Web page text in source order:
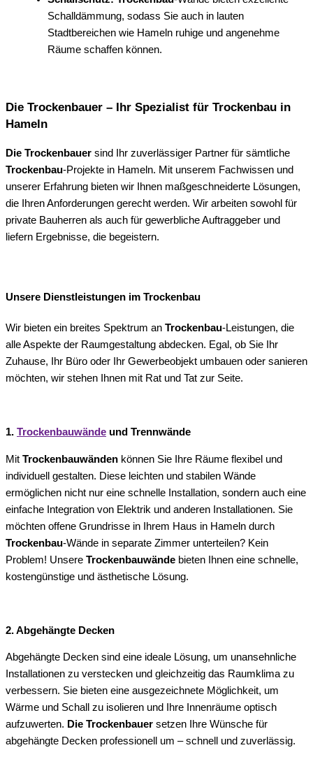
Schalldämmung, sodass Sie auch in lauten
Stadtbereichen wie Hameln ruhige und angenehme
Räume schaffen können.
Die Trockenbauer – Ihr Spezialist für Trockenbau in
Hameln
Die Trockenbauer sind Ihr zuverlässiger Partner für sämtliche
Trockenbau-Projekte in Hameln. Mit unserem Fachwissen und
unserer Erfahrung bieten wir Ihnen maßgeschneiderte Lösungen,
die Ihren Anforderungen gerecht werden. Wir arbeiten sowohl für
private Bauherren als auch für gewerbliche Auftraggeber und
liefern Ergebnisse, die begeistern.
Unsere Dienstleistungen im Trockenbau
Wir bieten ein breites Spektrum an Trockenbau-Leistungen, die
alle Aspekte der Raumgestaltung abdecken. Egal, ob Sie Ihr
Zuhause, Ihr Büro oder Ihr Gewerbeobjekt umbauen oder sanieren
möchten, wir stehen Ihnen mit Rat und Tat zur Seite.
1. Trockenbauwände und Trennwände
Mit Trockenbauwänden können Sie Ihre Räume flexibel und
individuell gestalten. Diese leichten und stabilen Wände
ermöglichen nicht nur eine schnelle Installation, sondern auch eine
einfache Integration von Elektrik und anderen Installationen. Sie
möchten offene Grundrisse in Ihrem Haus in Hameln durch
Trockenbau-Wände in separate Zimmer unterteilen? Kein
Problem! Unsere Trockenbauwände bieten Ihnen eine schnelle,
kostengünstige und ästhetische Lösung.
2. Abgehängte Decken
Abgehängte Decken sind eine ideale Lösung, um unansehnliche
Installationen zu verstecken und gleichzeitig das Raumklima zu
verbessern. Sie bieten eine ausgezeichnete Möglichkeit, um
Wärme und Schall zu isolieren und Ihre Innenräume optisch
aufzuwerten. Die Trockenbauer setzen Ihre Wünsche für
abgehängte Decken professionell um – schnell und zuverlässig.